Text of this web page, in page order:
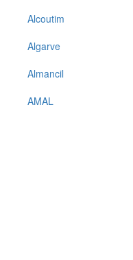
Alcoutim
Algarve
Almancil
AMAL